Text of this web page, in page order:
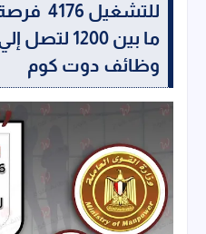
وظائف دوت كوم